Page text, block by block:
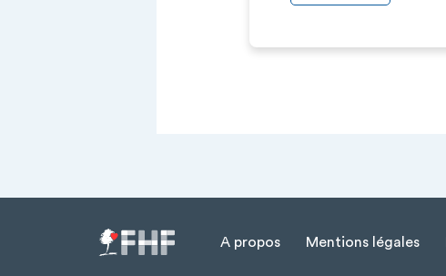
Menu Pied de page
A propos Mentions légales